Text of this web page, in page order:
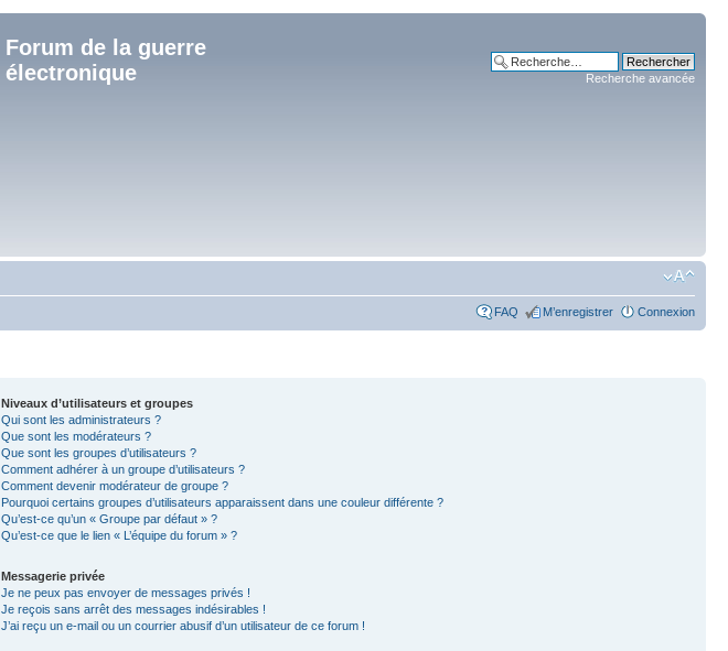
Forum de la guerre
électronique
Recherche avancée
FAQ M’enregistrer Connexion
Niveaux d’utilisateurs et groupes
Qui sont les administrateurs ?
Que sont les modérateurs ?
Que sont les groupes d’utilisateurs ?
Comment adhérer à un groupe d’utilisateurs ?
Comment devenir modérateur de groupe ?
Pourquoi certains groupes d’utilisateurs apparaissent dans une couleur différente ?
Qu’est-ce qu’un « Groupe par défaut » ?
Qu’est-ce que le lien « L’équipe du forum » ?
Messagerie privée
Je ne peux pas envoyer de messages privés !
Je reçois sans arrêt des messages indésirables !
J’ai reçu un e-mail ou un courrier abusif d’un utilisateur de ce forum !